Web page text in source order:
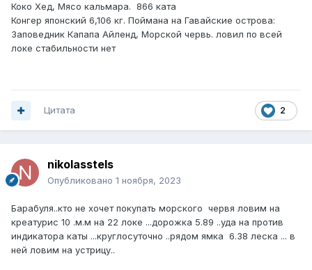
Коко Хед, Мясо кальмара. 866 ката
Конгер японский 6,106 кг. Поймана на Гавайские острова:
Заповедник Капапа Айленд, Морской червь. ловил по всей
локе стабильности нет
2
Цитата
nikolasstels
Опубликовано 1 ноября, 2023
Барабуля..кто не хочет покупать морского червя ловим на
креатурис 10 .м.м на 22 локе ...дорожка 5.89 ..уда на против
индикатора каты ...круглосуточно ..рядом ямка 6.38 леска ... в
ней ловим на устрицу..